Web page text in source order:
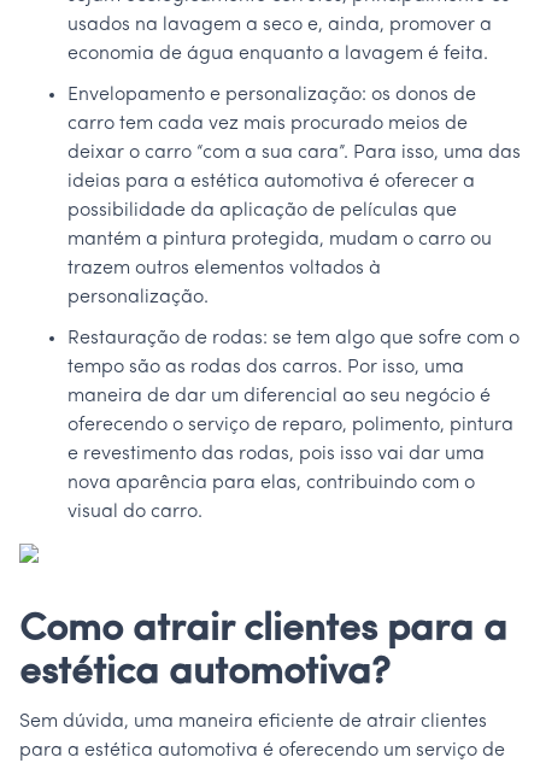
usados na lavagem a seco e, ainda, promover a
economia de água enquanto a lavagem é feita.
Envelopamento e personalização: os donos de
carro tem cada vez mais procurado meios de
deixar o carro “com a sua cara”. Para isso, uma das
ideias para a estética automotiva é oferecer a
possibilidade da aplicação de películas que
mantém a pintura protegida, mudam o carro ou
trazem outros elementos voltados à
personalização.
Restauração de rodas: se tem algo que sofre com o
tempo são as rodas dos carros. Por isso, uma
maneira de dar um diferencial ao seu negócio é
oferecendo o serviço de reparo, polimento, pintura
e revestimento das rodas, pois isso vai dar uma
nova aparência para elas, contribuindo com o
visual do carro.
Como atrair clientes para a
estética automotiva?
Sem dúvida, uma maneira eficiente de atrair clientes
para a estética automotiva é oferecendo um serviço de